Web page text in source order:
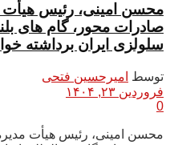
محسن امینی، رئیس هیأت
صادرات محور، گام های
سلولزی ایران برداشته
توسط امیرحسین فتحی
فروردین ۲۳, ۱۴۰۴
0
محسن امینی، رئیس هیأت